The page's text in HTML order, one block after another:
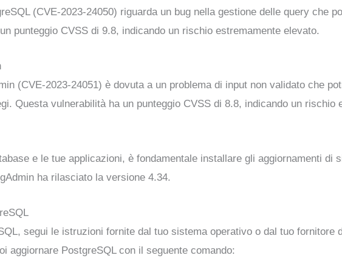
(CVE-2023-24050) riguarda un bug nella gestione delle query che
punteggio CVSS di 9.8, indicando un rischio estremamente elevato.
(CVE-2023-24051) è dovuta a un problema di input non validato che
Questa vulnerabilità ha un punteggio CVSS di 8.8, indicando un rischio
e le tue applicazioni, è fondamentale installare gli aggiornamenti
ha rilasciato la versione 4.34.
segui le istruzioni fornite dal tuo sistema operativo o dal tuo
aggiornare PostgreSQL con il seguente comando: